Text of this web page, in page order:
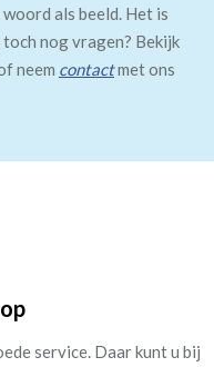
woord als beeld. Het is
nog vragen? Bekijk
neem contactmet ons
service. Daar kunt u bij